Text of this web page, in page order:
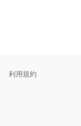
利用規約